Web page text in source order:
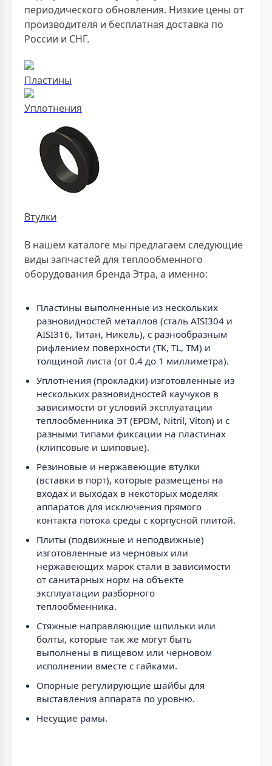
периодического обновления. Низкие цены от
производителя и бесплатная доставка по
России и СНГ.
Пластины
Уплотнения
Втулки
В нашем каталоге мы предлагаем следующие
виды запчастей для теплообменного
оборудования бренда Этра, а именно:
Пластины выполненные из нескольких
разновидностей металлов (сталь AISI304 и
AISI316, Титан, Никель), с разнообразным
рифлением поверхности (TK, TL, TM) и
толщиной листа (от 0.4 до 1 миллиметра).
Уплотнения (прокладки) изготовленные из
нескольких разновидностей каучуков в
зависимости от условий эксплуатации
теплообменника ЭТ (EPDM, Nitril, Viton) и с
разными типами фиксации на пластинах
(клипсовые и шиповые).
Резиновые и нержавеющие втулки
(вставки в порт), которые размещены на
входах и выходах в некоторых моделях
аппаратов для исключения прямого
контакта потока среды с корпусной плитой.
Плиты (подвижные и неподвижные)
изготовленные из черновых или
нержавеющих марок стали в зависимости
от санитарных норм на объекте
эксплуатации разборного
теплообменника.
Стяжные направляющие шпильки или
болты, которые так же могут быть
выполнены в пищевом или черновом
исполнении вместе с гайками.
Опорные регулирующие шайбы для
выставления аппарата по уровню.
Несущие рамы.